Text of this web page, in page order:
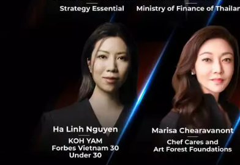
สิ่งที่จะเ
อร่อย” แล
หวือหวาแ
อาจมีการ
อาหารให